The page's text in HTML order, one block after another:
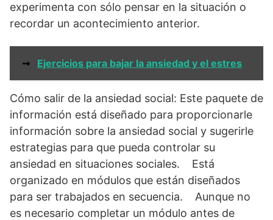
experimenta con sólo pensar en la situación o
recordar un acontecimiento anterior.
➞ Ejercicios para bajar la ansiedad y el estres
Cómo salir de la ansiedad social: Este paquete de
información está diseñado para proporcionarle
información sobre la ansiedad social y sugerirle
estrategias para que pueda controlar su
ansiedad en situaciones sociales. Está
organizado en módulos que están diseñados
para ser trabajados en secuencia. Aunque no
es necesario completar un módulo antes de